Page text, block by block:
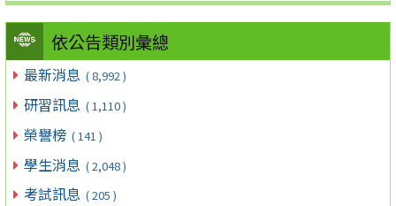
依公告類別彙總
最新消息 ( 8,992 )
研習訊息 ( 1,110 )
榮譽榜 ( 141 )
學生消息 ( 2,048 )
考試訊息 ( 205 )